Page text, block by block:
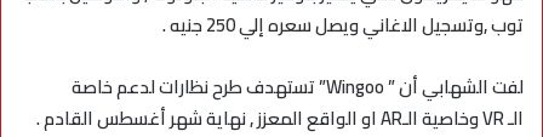
توب ,وتسجيل الاغاني ويصل سعره إلي 250 جنيه .
لفت الشهابي أن ” Wingoo” تستهدف طرح نظارات لدعم خاصة
الـ VR وخاصية الـAR او الواقع المعزز , نهاية شهر أغسطس القادم .